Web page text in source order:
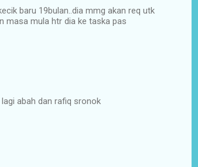
baru 19bulan..dia mmg akan req utk
masa mula htr dia ke taska pas
abah dan rafiq sronok